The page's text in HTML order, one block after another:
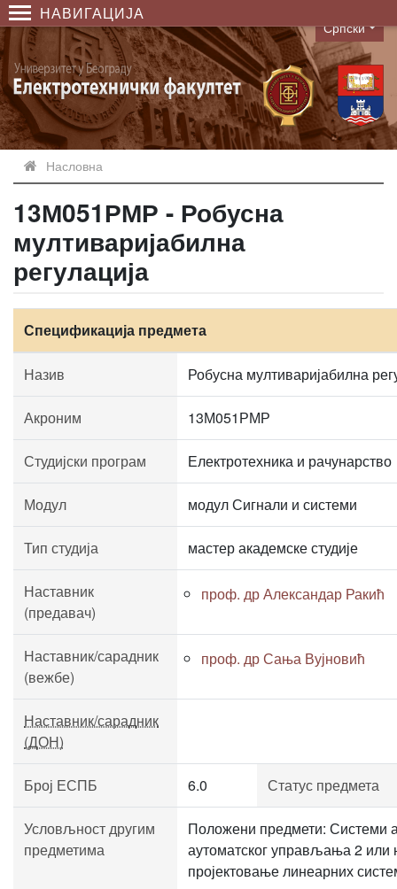
НАВИГАЦИЈА
Language
Српски
Насловна
13М051РМР - Робусна
мултиваријабилна
регулација
Спецификација предмета
Назив Робусна мултиваријабилна
Акроним 13М051РМР
Студијски програм Електротехника и рачунарство
Модул модул Сигнали и системи
Тип студија мастер академске студије
Наставник
(предавач)
проф. др Александар Ракић
Наставник/сарадник
(вежбе)
проф. др Сања Вујновић
Наставник/сарадник
(ДОН)
Број ЕСПБ 6.0 Статус предмета
Условљност другим
предметима
Положени предмети: Системи
аутоматског управљања 2
пројектовање линеарних